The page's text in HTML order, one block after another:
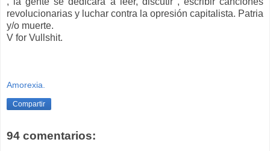
revolucionarias y luchar contra la opresión capitalista. Patria
y/o muerte.
V for Vullshit.
Amorexia.
Compartir
94 comentarios: